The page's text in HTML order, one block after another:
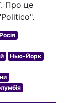
Про це
Росія
Нью-Йорк